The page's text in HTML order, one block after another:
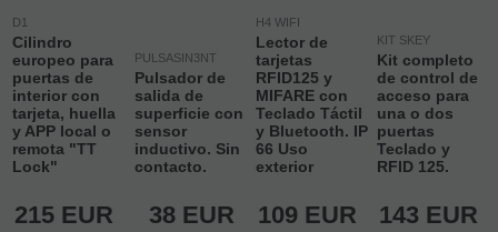
D1
Cilindro
europeo para
puertas de
interior con
tarjeta, huella
y APP local o
remota "TT
Lock"
215 EUR
PULSASIN3NT
Pulsador de
salida de
superficie con
sensor
inductivo. Sin
contacto.
38 EUR
H4 WIFI
Lector de
tarjetas
RFID125 y
MIFARE con
Teclado Táctil
y Bluetooth. IP
66 Uso
exterior
109 EUR
KIT SKEY
Kit completo
de control de
acceso para
una o dos
puertas
Teclado y
RFID 125.
143 EUR